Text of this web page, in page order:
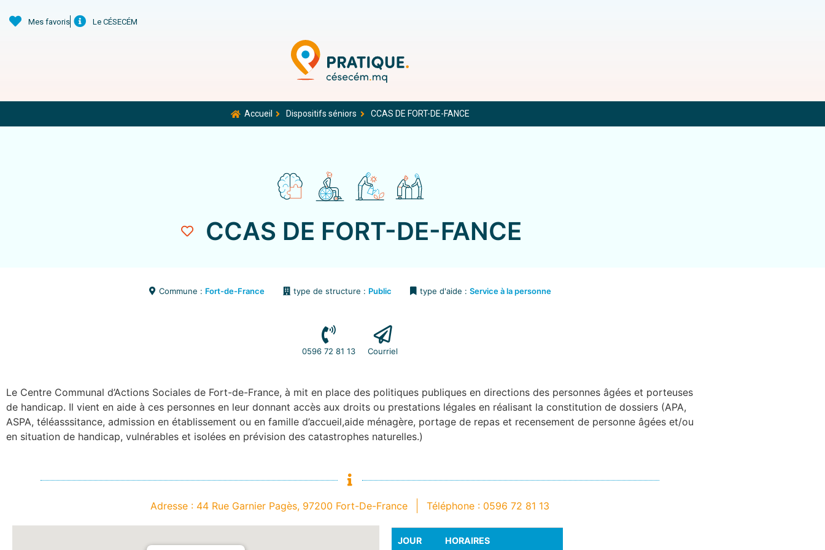
Mes favoris Le CÉSECÉM
Accueil Dispositifs séniors CCAS DE FORT-DE-FANCE
CCAS DE FORT-DE-FANCE
Commune : Fort-de-France type de structure : Public type d'aide : Service à la personne
0596 72 81 13 Courriel
Le Centre Communal d’Actions Sociales de Fort-de-France, à mit en place des politiques publiques en directions des personnes âgées et porteuses
de handicap. Il vient en aide à ces personnes en leur donnant accès aux droits ou prestations légales en réalisant la constitution de dossiers (APA,
ASPA, téléasssitance, admission en établissement ou en famille d’accueil,aide ménagère, portage de repas et recensement de personne âgées et/ou
en situation de handicap, vulnérables et isolées en prévision des catastrophes naturelles.)
Adresse : 44 Rue Garnier Pagès, 97200 Fort-De-France Téléphone : 0596 72 81 13
JOUR HORAIRES